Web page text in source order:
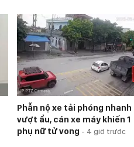
Phẫn nộ xe tải phóng nhanh
vượt ẩu, cán xe máy khiến 1
phụ nữ tử vong - 4 giờ trước